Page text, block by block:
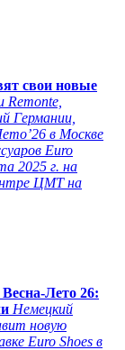
свои новые
Remonte,
Германии,
в Москве
Euro
2025 г. на
ЦМТ на
Лето 26:
Немецкий
новую
Euro Shoes в